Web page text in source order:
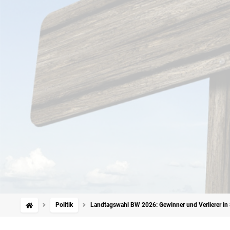
Politik Landtagswahl BW 2026: Gewinner und Verlierer in